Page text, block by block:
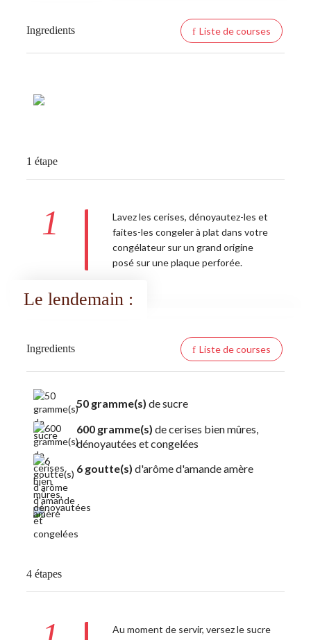
Ingredients Liste de courses
1 étape
1
Lavez les cerises, dénoyautez-les et
faites-les congeler à plat dans votre
congélateur sur un grand origine
posé sur une plaque perforée.
Le lendemain :
Ingredients Liste de courses
50 gramme(s) de sucre
600 gramme(s) de cerises bien mûres,
dénoyautées et congelées
6 goutte(s) d'arôme d'amande amère
4 étapes
Au moment de servir, versez le sucre